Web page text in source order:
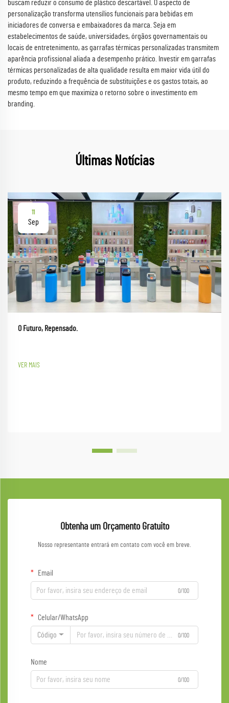
buscam reduzir o consumo de plástico descartável. O aspecto de
personalização transforma utensílios funcionais para bebidas em
iniciadores de conversa e embaixadores da marca. Seja em
estabelecimentos de saúde, universidades, órgãos governamentais ou
locais de entretenimento, as garrafas térmicas personalizadas transmitem
aparência profissional aliada a desempenho prático. Investir em garrafas
térmicas personalizadas de alta qualidade resulta em maior vida útil do
produto, reduzindo a frequência de substituições e os gastos totais, ao
mesmo tempo em que maximiza o retorno sobre o investimento em
branding.
Últimas Notícias
11
Sep
O Futuro, Repensado.
VER MAIS
Obtenha um Orçamento Gratuito
Nosso representante entrará em contato com você em breve.
Email
0/100
Celular/WhatsApp
Código 0/100
Nome
0/100